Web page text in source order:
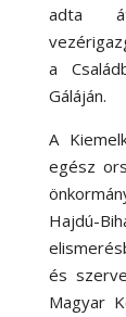
adta
a
Gáláján.
A
egész
Hajdú-
és
Magyar